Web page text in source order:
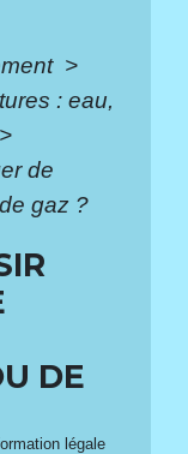
>
: eau,
>
de
gaz ?
DE
légale